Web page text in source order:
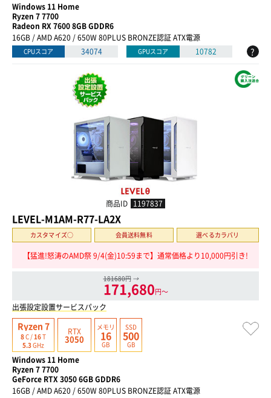
Windows 11 Home
Ryzen 7 7700
Radeon RX 7600 8GB GDDR6
16GB / AMD A620 / 650W 80PLUS BRONZE認証 ATX電源
CPUスコア 34074 GPUスコア 10782 ?
商品ID 1197837
LEVEL-M1AM-R77-LA2X
カスタマイズ○ 会員送料無料 選べるカラバリ
【猛進!怒涛のAMD祭 9/4(金)10:59まで】通常価格より10,000円引き!
181680円 →
171,680円〜
出張設定設置サービスパック
Ryzen 7
8C / 16T
5.3GHz
RTX
3050
メモリ
16
GB
SSD
500
GB
Windows 11 Home
Ryzen 7 7700
GeForce RTX 3050 6GB GDDR6
16GB / AMD A620 / 650W 80PLUS BRONZE認証 ATX電源